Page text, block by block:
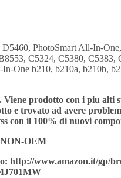
PhotoSmart All-In-
C5324, C5380,
One b210, b210a, b210b,
prodotto con i piu
e trovato ad avere
con il 100% di nuovi
OEM
http://www.amazon.it/gp/